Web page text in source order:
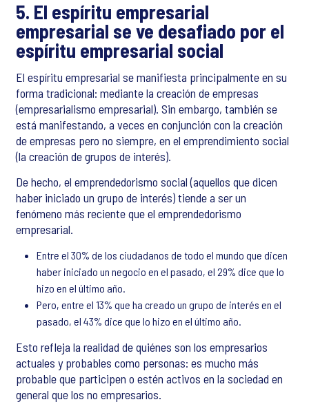
5. El espíritu empresarial
empresarial se ve desafiado por el
espíritu empresarial social
El espíritu empresarial se manifiesta principalmente en su
forma tradicional: mediante la creación de empresas
(empresarialismo empresarial). Sin embargo, también se
está manifestando, a veces en conjunción con la creación
de empresas pero no siempre, en el emprendimiento social
(la creación de grupos de interés).
De hecho, el emprendedorismo social (aquellos que dicen
haber iniciado un grupo de interés) tiende a ser un
fenómeno más reciente que el emprendedorismo
empresarial.
Entre el 30% de los ciudadanos de todo el mundo que dicen
haber iniciado un negocio en el pasado, el 29% dice que lo
hizo en el último año.
Pero, entre el 13% que ha creado un grupo de interés en el
pasado, el 43% dice que lo hizo en el último año.
Esto refleja la realidad de quiénes son los empresarios
actuales y probables como personas: es mucho más
probable que participen o estén activos en la sociedad en
general que los no empresarios.